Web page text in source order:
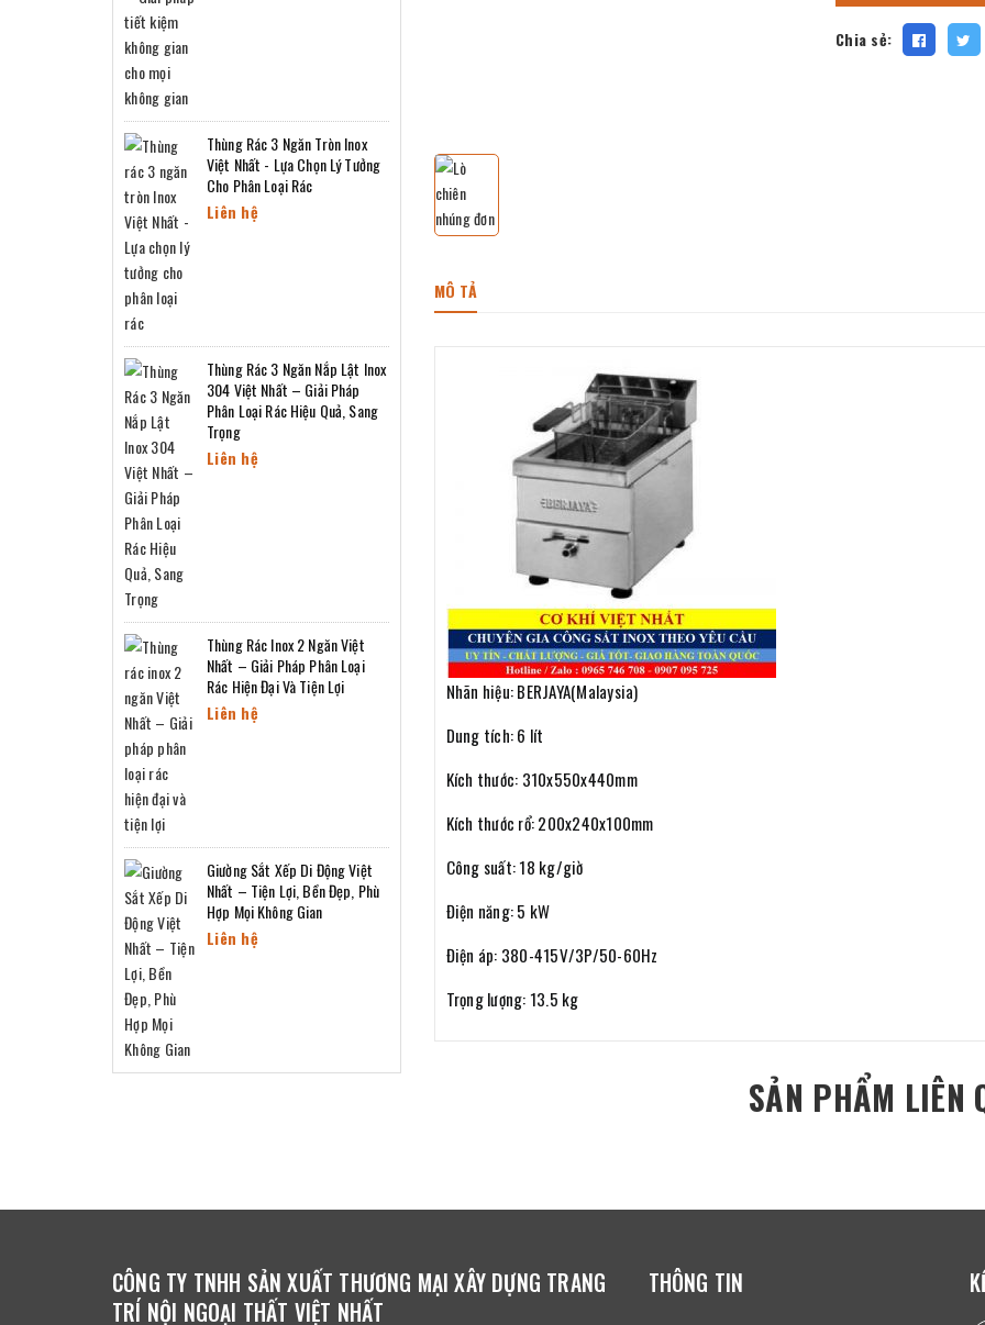
Chia sẻ:
MÔ TẢ
Nhãn hiệu: BERJAYA(Malaysia)
Dung tích: 6 lít
Kích thước: 310x550x440mm
Kích thước rổ: 200x240x100mm
Công suất: 18 kg/giờ
Điện năng: 5 kW
Điện áp: 380-415V/3P/50-60Hz
Trọng lượng: 13.5 kg
SẢN PHẨM LIÊN
Thùng Rác 3 Ngăn Tròn Inox
Việt Nhất - Lựa Chọn Lý Tưởng
Cho Phân Loại Rác
Liên hệ
Thùng Rác 3 Ngăn Nắp Lật Inox
304 Việt Nhất – Giải Pháp
Phân Loại Rác Hiệu Quả, Sang
Trọng
Liên hệ
Thùng Rác Inox 2 Ngăn Việt
Nhất – Giải Pháp Phân Loại
Rác Hiện Đại Và Tiện Lợi
Liên hệ
Giường Sắt Xếp Di Động Việt
Nhất – Tiện Lợi, Bền Đẹp, Phù
Hợp Mọi Không Gian
Liên hệ
CÔNG TY TNHH SẢN XUẤT THƯƠNG MẠI XÂY DỰNG TRANG
TRÍ NỘI NGOẠI THẤT VIỆT NHẤT
THÔNG TIN